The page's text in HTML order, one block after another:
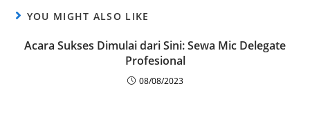
YOU MIGHT ALSO LIKE
Acara Sukses Dimulai dari Sini: Sewa Mic Delegate
Profesional
08/08/2023